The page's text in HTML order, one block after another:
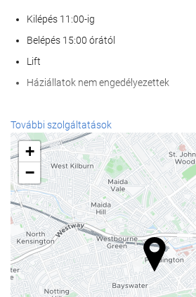
Kilépés 11:00-ig
Belépés 15:00 órától
Lift
Háziállatok nem engedélyezettek
Recepció szolgáltatások
24 órás recepció
poggyászmegőrzés
Étel és ital
À la carte étterem
Bár
Üzleti létesítmények
További szolgáltatások
+
−